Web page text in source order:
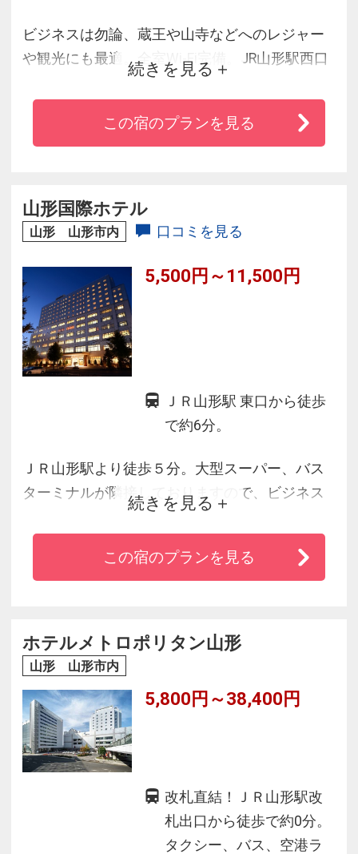
ビジネスは勿論、蔵王や山寺などへのレジャー
や観光にも最適。全室Wi-Fi完備。JR山形駅西口
より徒歩3分、山形自動車道・山形蔵王ＩＣより
15分。駐車場有
続きを見る
この宿のプランを見る
山形国際ホテル
山形 山形市内 口コミを見る
5,500円～11,500円
ＪＲ山形駅 東口から徒歩
で約6分。
ＪＲ山形駅より徒歩５分。大型スーパー、バス
ターミナルが隣接しておりますので、ビジネス
や観光の拠点に最適です。雨や雪の日に便利な
地下駐車場は１００台の収容が可能です。長期
滞在のお客様向けにランドリーコーナーを常設
続きを見る
この宿のプランを見る
ホテルメトロポリタン山形
山形 山形市内
5,800円～38,400円
改札直結！ＪＲ山形駅改
札出口から徒歩で約0分。
タクシー、バス、空港ラ